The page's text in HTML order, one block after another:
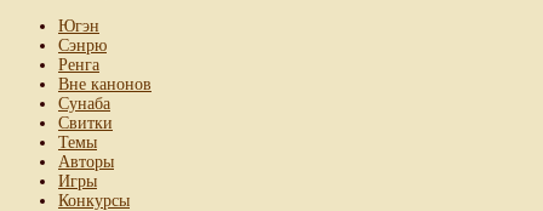
Югэн
Сэнрю
Ренга
Вне канонов
Сунаба
Свитки
Темы
Авторы
Игры
Конкурсы